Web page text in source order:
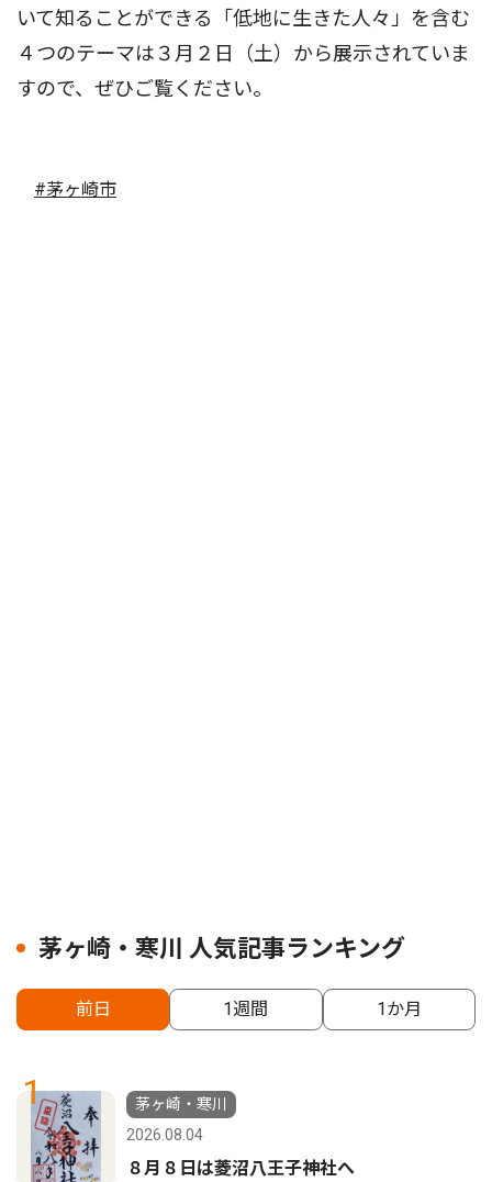
いて知ることができる「低地に生きた人々」を含む
４つのテーマは３月２日（土）から展示されていま
すので、ぜひご覧ください。
#茅ヶ崎市
茅ヶ崎・寒川 人気記事ランキング
前日 1週間 1か月
1
茅ヶ崎・寒川
2026.08.04
８月８日は菱沼八王子神社へ